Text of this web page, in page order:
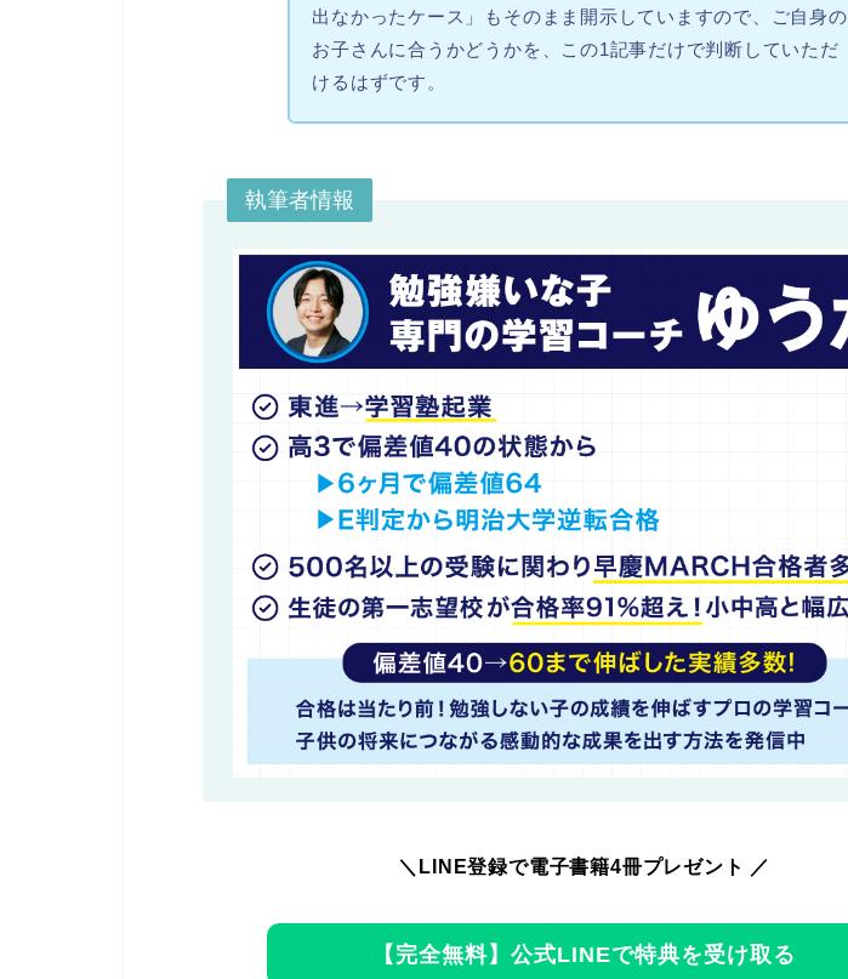
出なかったケース」もそのまま開示していますので、ご自身の
お子さんに合うかどうかを、この1記事だけで判断していただ
けるはずです。
執筆者情報
＼LINE登録で電子書籍4冊プレゼント ／
【完全無料】公式LINEで特典を受け取る